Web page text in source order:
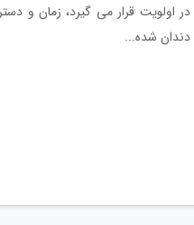
اولویت قرار می گیرد، زمان و
دندان شده...